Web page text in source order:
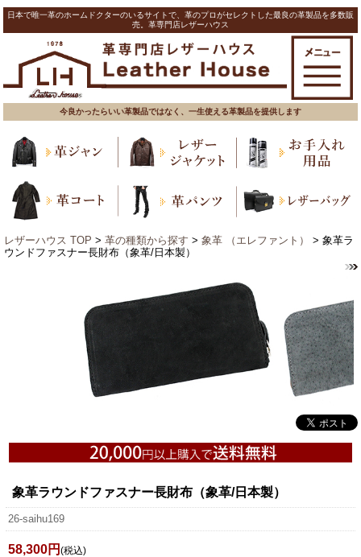
日本で唯一革のホームドクターのいるサイトで、革のプロがセレクトした最良の革製品を多数販
売。革専門店レザーハウス
今良かったらいい革製品ではなく、一生使える革製品を提供します
レザーハウス TOP > 革の種類から探す > 象革 （エレファント）
> 象革ラ
ウンドファスナー長財布（象革/日本製）
象革ラウンドファスナー長財布（象革/日本製）
26-saihu169
58,300円 (税込)